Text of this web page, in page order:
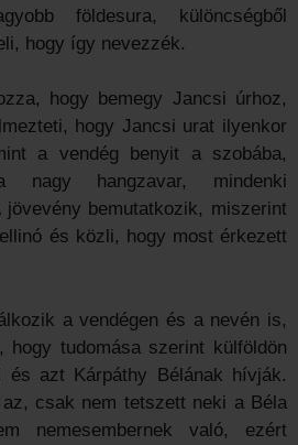
földesura, különcségből
hogy így nevezzék.
hogy bemegy Jancsi úrhoz,
hogy Jancsi urat ilyenkor
a vendég benyit a szobába,
nagy hangzavar, mindenki
jövevény bemutatkozik, miszerint
és közli, hogy most érkezett
a vendégen és a nevén is,
hogy tudomása szerint külföldön
azt Kárpáthy Bélának hívják.
csak nem tetszett neki a Béla
nemesembernek való, ezért